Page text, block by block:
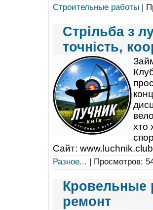
Строительные работы |
Стрільба з
точність,
хто
Сайт:
Разное... | Просмотров:
Кровельные
ремонт